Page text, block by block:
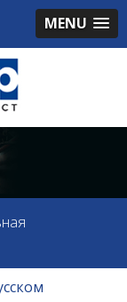
MENU